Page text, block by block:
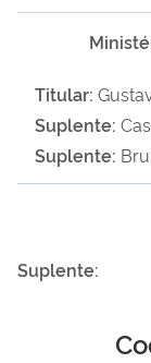
Titular:
Suplente:
Suplente:
Suplente: